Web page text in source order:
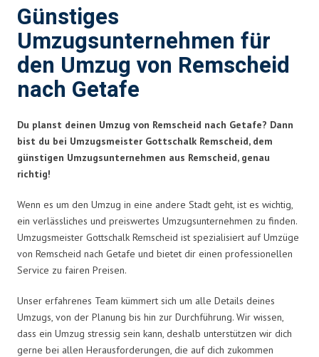
Günstiges
Umzugsunternehmen für
den Umzug von Remscheid
nach Getafe
Du planst deinen Umzug von Remscheid nach Getafe? Dann
bist du bei Umzugsmeister Gottschalk Remscheid, dem
günstigen Umzugsunternehmen aus Remscheid, genau
richtig!
Wenn es um den Umzug in eine andere Stadt geht, ist es wichtig,
ein verlässliches und preiswertes Umzugsunternehmen zu finden.
Umzugsmeister Gottschalk Remscheid ist spezialisiert auf Umzüge
von Remscheid nach Getafe und bietet dir einen professionellen
Service zu fairen Preisen.
Unser erfahrenes Team kümmert sich um alle Details deines
Umzugs, von der Planung bis hin zur Durchführung. Wir wissen,
dass ein Umzug stressig sein kann, deshalb unterstützen wir dich
gerne bei allen Herausforderungen, die auf dich zukommen